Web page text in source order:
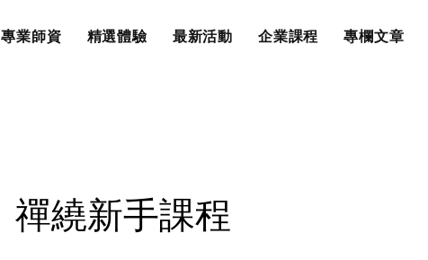
專業師資 精選體驗 最新活動 企業課程 專欄文章
禪繞新手課程